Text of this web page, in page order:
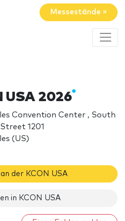
Messestände »
USA 2026
Convention Center , South
1201
(US)
der KCON USA
in KCON USA